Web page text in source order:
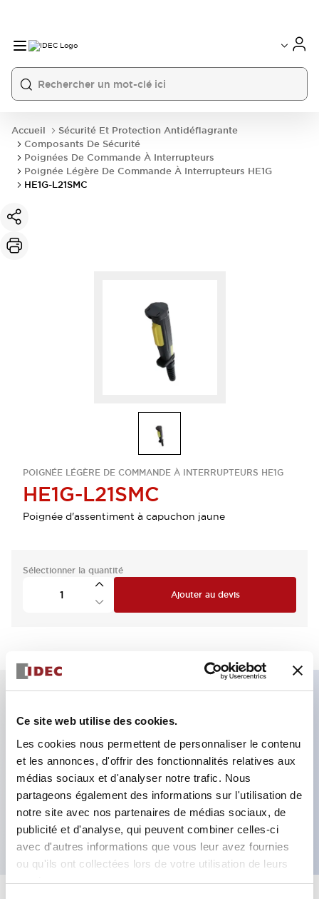
Ce site web utilise des cookies.
Les cookies nous permettent de personnaliser le contenu
et les annonces, d'offrir des fonctionnalités relatives aux
médias sociaux et d'analyser notre trafic. Nous
partageons également des informations sur l'utilisation de
notre site avec nos partenaires de médias sociaux, de
publicité et d'analyse, qui peuvent combiner celles-ci
avec d'autres informations que vous leur avez fournies
ou qu'ils ont collectées lors de votre utilisation de leurs
services.
Accueil
Sécurité Et Protection Antidéflagrante
Composants De Sécurité
Poignées De Commande À Interrupteurs
Poignée Légère De Commande À Interrupteurs HE1G
HE1G-L21SMC
POIGNÉE LÉGÈRE DE COMMANDE À INTERRUPTEURS HE1G
HE1G-L21SMC
Poignée d'assentiment à capuchon jaune
Sélectionner la quantité
Ajouter au devis
Caractéristiques clés
Interrupteur 3 positions : 2 contacts, interrupteur
de surveillance : 1 contact normalement fermé (1NC),
capuchon en caoutchouc siliconé jaune, connecteur